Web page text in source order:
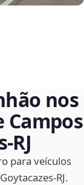
nos
Campos
para veículos